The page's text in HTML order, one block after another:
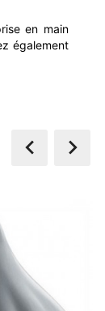
en main
également
 